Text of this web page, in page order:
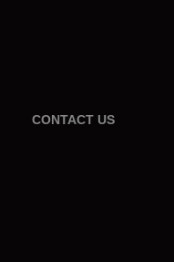
CONTACT US